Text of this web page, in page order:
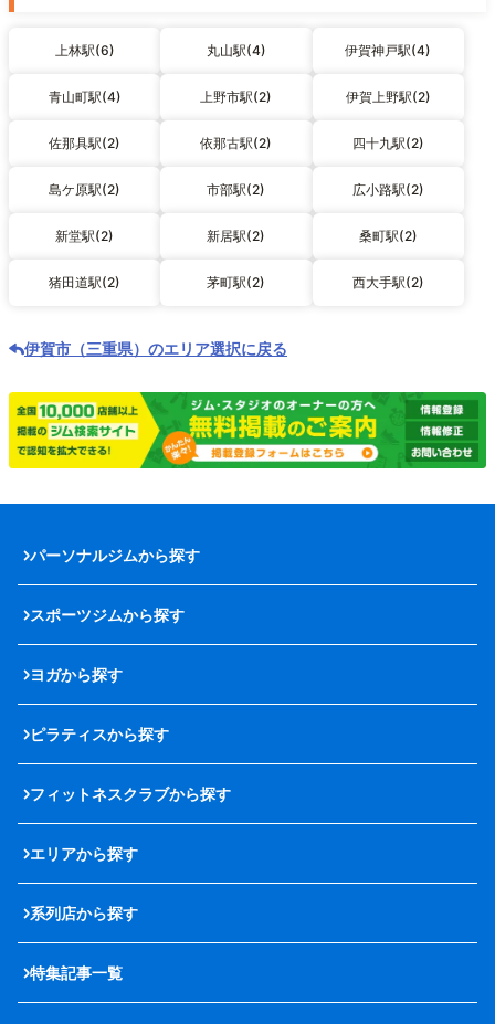
上林駅(6) 丸山駅(4) 伊賀神戸駅(4)
青山町駅(4) 上野市駅(2) 伊賀上野駅(2)
佐那具駅(2) 依那古駅(2) 四十九駅(2)
島ケ原駅(2) 市部駅(2) 広小路駅(2)
新堂駅(2) 新居駅(2) 桑町駅(2)
猪田道駅(2) 茅町駅(2) 西大手駅(2)
伊賀市（三重県）のエリア選択に戻る
パーソナルジムから探す
スポーツジムから探す
ヨガから探す
ピラティスから探す
フィットネスクラブから探す
エリアから探す
系列店から探す
特集記事一覧